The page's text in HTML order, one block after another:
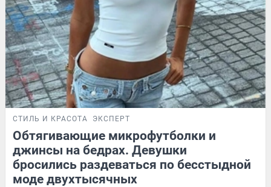
СТИЛЬ И КРАСОТА ЭКСПЕРТ
Обтягивающие микрофутболки и
джинсы на бедрах. Девушки
бросились раздеваться по бесстыдной
моде двухтысячных